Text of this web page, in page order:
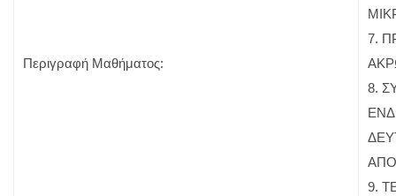
Περιγραφή Μαθήματος:
7.
8.
9.